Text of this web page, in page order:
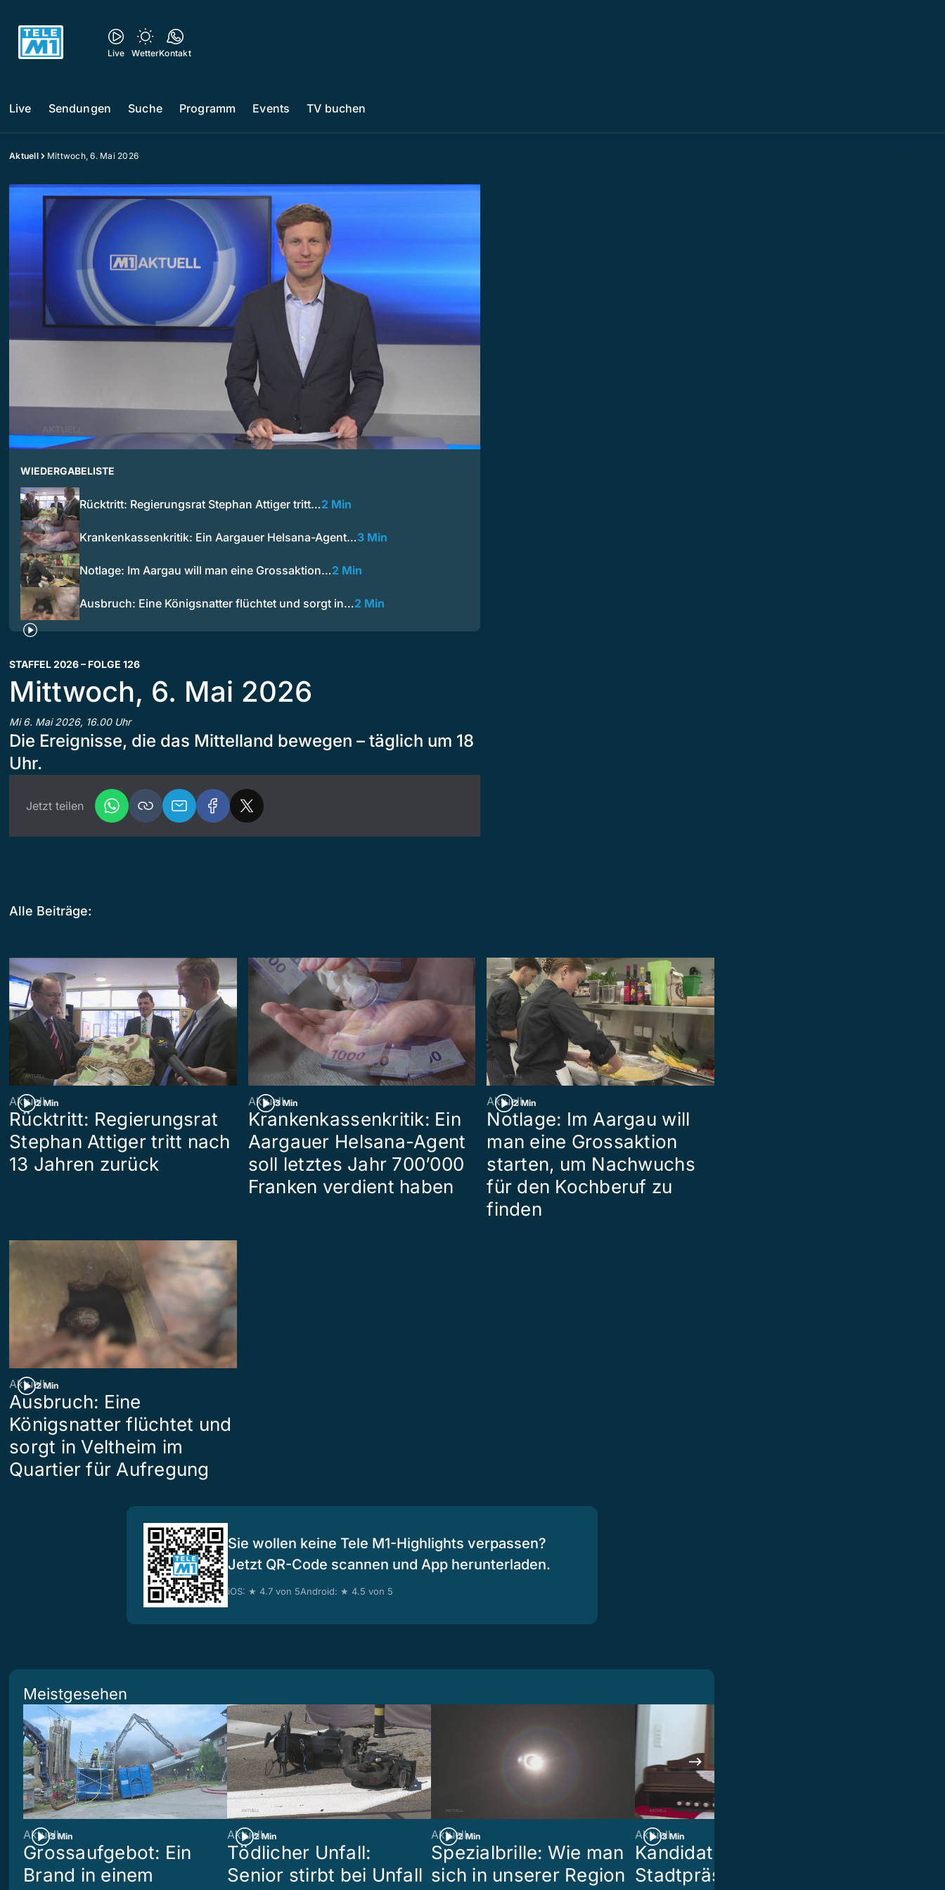
Live WetterKontakt
Live Sendungen Suche Programm Events TV buchen
Aktuell Mittwoch, 6. Mai 2026
WIEDERGABELISTE
Rücktritt: Regierungsrat Stephan Attiger tritt…2 Min
Krankenkassenkritik: Ein Aargauer Helsana-Agent…3 Min
Notlage: Im Aargau will man eine Grossaktion…2 Min
Ausbruch: Eine Königsnatter flüchtet und sorgt in…2 Min
STAFFEL 2026 – FOLGE 126
Mittwoch, 6. Mai 2026
Mi 6. Mai 2026, 16.00 Uhr
Die Ereignisse, die das Mittelland bewegen – täglich um 18
Uhr.
Jetzt teilen
Alle Beiträge:
2 Min
Aktuell
Rücktritt: Regierungsrat
Stephan Attiger tritt nach
13 Jahren zurück
3 Min
Aktuell
Krankenkassenkritik: Ein
Aargauer Helsana-Agent
soll letztes Jahr 700’000
Franken verdient haben
2 Min
Aktuell
Notlage: Im Aargau will
man eine Grossaktion
starten, um Nachwuchs
für den Kochberuf zu
finden
2 Min
Aktuell
Ausbruch: Eine
Königsnatter flüchtet und
sorgt in Veltheim im
Quartier für Aufregung
Sie wollen keine Tele M1-Highlights verpassen?
Jetzt QR-Code scannen und App herunterladen.
iOS: ★ 4.7 von 5Android: ★ 4.5 von 5
Meistgesehen
3 Min
Aktuell
Grossaufgebot: Ein
Brand in einem
2 Min
Aktuell
Tödlicher Unfall:
Senior stirbt bei Unfall
2 Min
Aktuell
Spezialbrille: Wie man
sich in unserer Region
3 Min
Aktuell
Kandidatur
Stadtpräsidium